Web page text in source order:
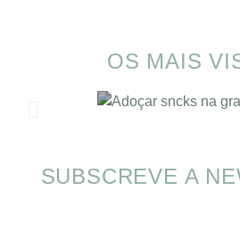
OS MAIS
Alimentação nas férias com
SUBSCREVE A